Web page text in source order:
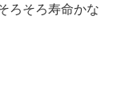
ろそろ寿命かな